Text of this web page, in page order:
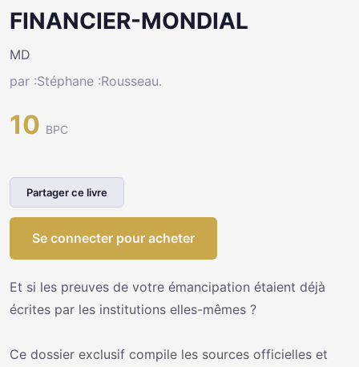
FINANCIER-MONDIAL
MD
par :Stéphane :Rousseau.
10 BPC
Partager ce livre
Se connecter pour acheter
Et si les preuves de votre émancipation étaient déjà
écrites par les institutions elles-mêmes ?
Ce dossier exclusif compile les sources officielles et